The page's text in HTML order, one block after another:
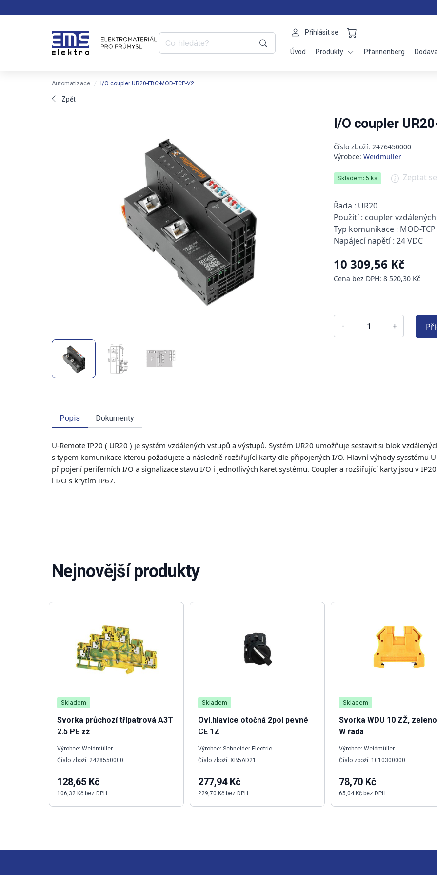
Přihlásit se
Úvod Produkty Pfannenberg
Automatizace I/O coupler UR20-FBC-MOD-TCP-V2
Zpět
I/O coupler
Číslo zboží: 2476450000
Výrobce: Weidmüller
Skladem: 5 ks Zeptat
Řada : UR20
Použití : coupler
Typ komunikace : MOD-TCP
Napájecí napětí : 24 VDC
10 309,56 Kč
Cena bez DPH: 8 520,30 Kč
- +
Popis Dokumenty
U-Remote IP20 ( UR20 ) je systém vzdálených vstupů a výstupů. Systém UR20 umožňuje sestavit si blok
s typem komunikace kterou požadujete a následně rozšiřující karty dle připojených I/O. Hlavní výhody sysstému
připojení periferních I/O a signalizace stavu I/O i jednotlivých karet systému. Coupler a rozšiřující karty jsou v
i I/O s krytím IP67.
Nejnovější produkty
Skladem
Svorka průchozí třípatrová A3T
2.5 PE zž
Výrobce: Weidmüller
Číslo zboží: 2428550000
128,65 Kč
106,32 Kč bez DPH
Skladem
Ovl.hlavice otočná 2pol pevné
CE 1Z
Výrobce: Schneider Electric
Číslo zboží: XB5AD21
277,94 Kč
229,70 Kč bez DPH
Skladem
Svorka WDU 10 ZŽ,
W řada
Výrobce: Weidmüller
Číslo zboží: 1010300000
78,70 Kč
65,04 Kč bez DPH